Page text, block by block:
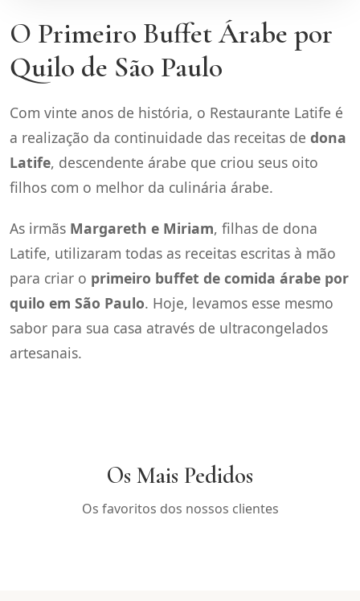
O Primeiro Buffet Árabe por
Quilo de São Paulo
Com vinte anos de história, o Restaurante Latife é
a realização da continuidade das receitas de dona
Latife, descendente árabe que criou seus oito
filhos com o melhor da culinária árabe.
As irmãs Margareth e Miriam, filhas de dona
Latife, utilizaram todas as receitas escritas à mão
para criar o primeiro buffet de comida árabe por
quilo em São Paulo. Hoje, levamos esse mesmo
sabor para sua casa através de ultracongelados
artesanais.
Os Mais Pedidos
Os favoritos dos nossos clientes